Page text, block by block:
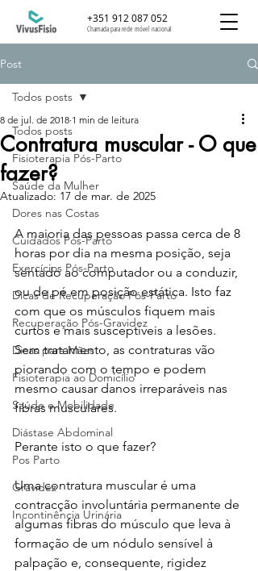
+351 912 087 052
Chamada para rede móvel nacional
Post
Todos posts
Fisioterapia Pós-Parto
Saúde da Mulher
Dores nas Costas
Cuidados Pós-Parto
Exercícios Pós-Parto
Dicas de Recuperação Pós-Parto
Recuperação Pós-Gravidez
Dicas para Mães
Fisioterapia ao Domicílio
Saúde e Mobilidade
Diástase Abdominal
Pos Parto
Gravidez
Incontinência Urinária
Todos posts
Contratura muscular - O que
fazer?
8 de jul. de 2018 1 min de leitura
Atualizado: 17 de mar. de 2025
A maioria das pessoas passa cerca de 8
horas por dia na mesma posição, seja
sentado ao computador ou a conduzir,
ou de pé em posição estática. Isto faz
com que os músculos fiquem mais
curtos e mais susceptíveis a lesões.
Sem tratamento, as contraturas vão
piorando com o tempo e podem
mesmo causar danos irreparáveis nas
fibras musculares.
Perante isto o que fazer?
Uma contratura muscular é uma
contracção involuntária permanente de
algumas fibras do músculo que leva à
formação de um nódulo sensível à
palpação e, consequente, rigidez